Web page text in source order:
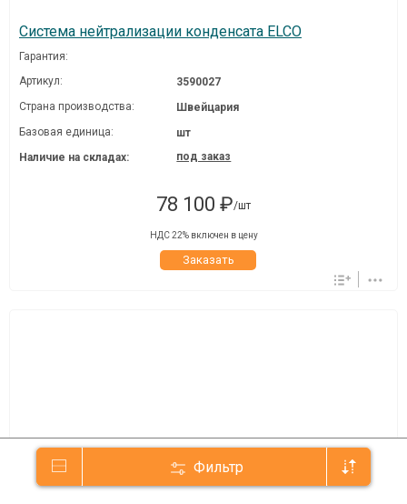
Фильтр
Система нейтрализации конденсата ELCO
Гарантия:
Артикул:
3590027
Страна производства:
Швейцария
Базовая единица:
шт
Наличие на складах:
под заказ
78 100 ₽/шт
НДС 22% включен в цену
Заказать